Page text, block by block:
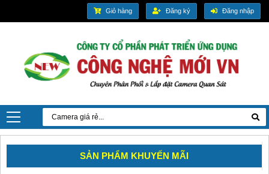
Giỏ hàng Đăng ký Đăng nhập
SẢN PHẨM KHUYẾN MÃI